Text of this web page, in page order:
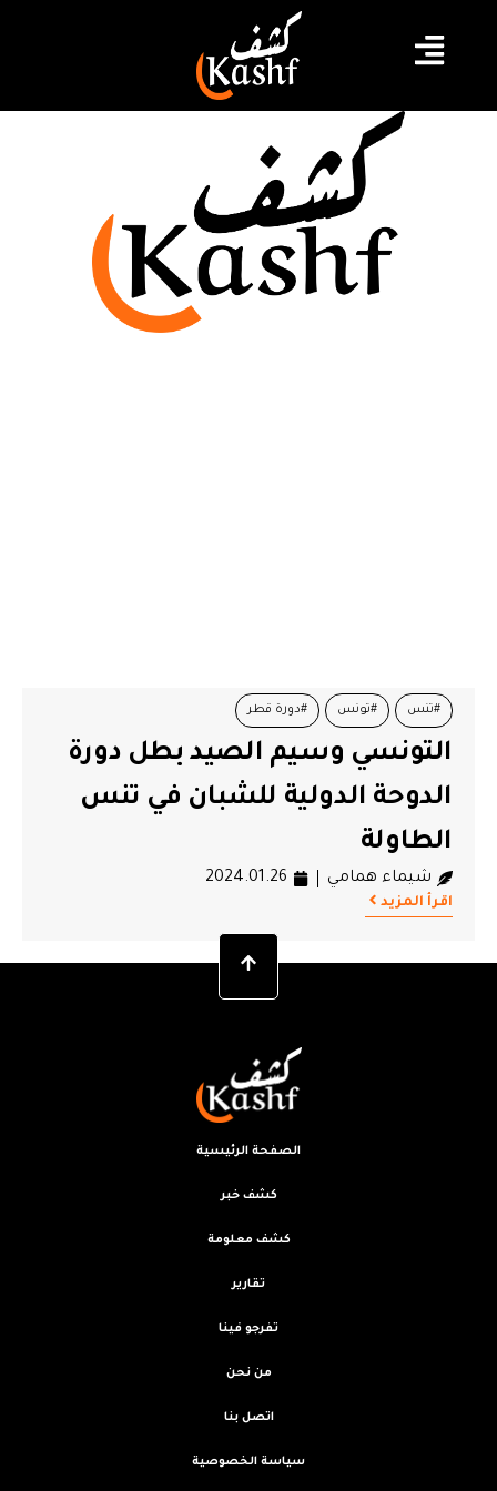
دورة قطر
#تنس #تونس #دورة قطر
التونسي وسيم الصيد بطل دورة
الدوحة الدولية للشبان في تنس
الطاولة
شيماء همامي 2024.01.26
اقرأ المزيد
الصفحة الرئيسية
كشف خبر
كشف معلومة
تقارير
تفرجو فينا
من نحن
اتصل بنا
سياسة الخصوصية